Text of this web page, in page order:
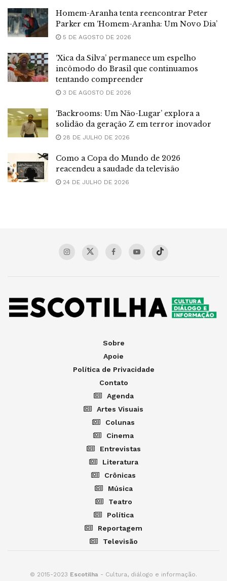
Homem-Aranha tenta reencontrar Peter
Parker em ‘Homem-Aranha: Um Novo Dia’
5 DE AGOSTO DE 2026
‘Xica da Silva’ permanece um espelho
incômodo do Brasil que continuamos
tentando compreender
3 DE AGOSTO DE 2026
‘Backrooms: Um Não-Lugar’ explora a
solidão da geração Z em terror inovador
28 DE JULHO DE 2026
Como a Copa do Mundo de 2026
reacendeu a saudade da televisão
24 DE JULHO DE 2026
Sobre
Apoie
Política de Privacidade
Contato
Agenda
Artes Visuais
Colunas
Cinema
Entrevistas
Literatura
Crônicas
Música
Teatro
Política
Reportagem
Televisão
© 2015-2023 Escotilha - Cultura, diálogo e informação.